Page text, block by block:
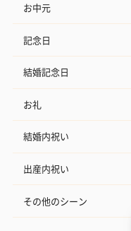
お中元
記念日
結婚記念日
お礼
結婚内祝い
出産内祝い
その他のシーン